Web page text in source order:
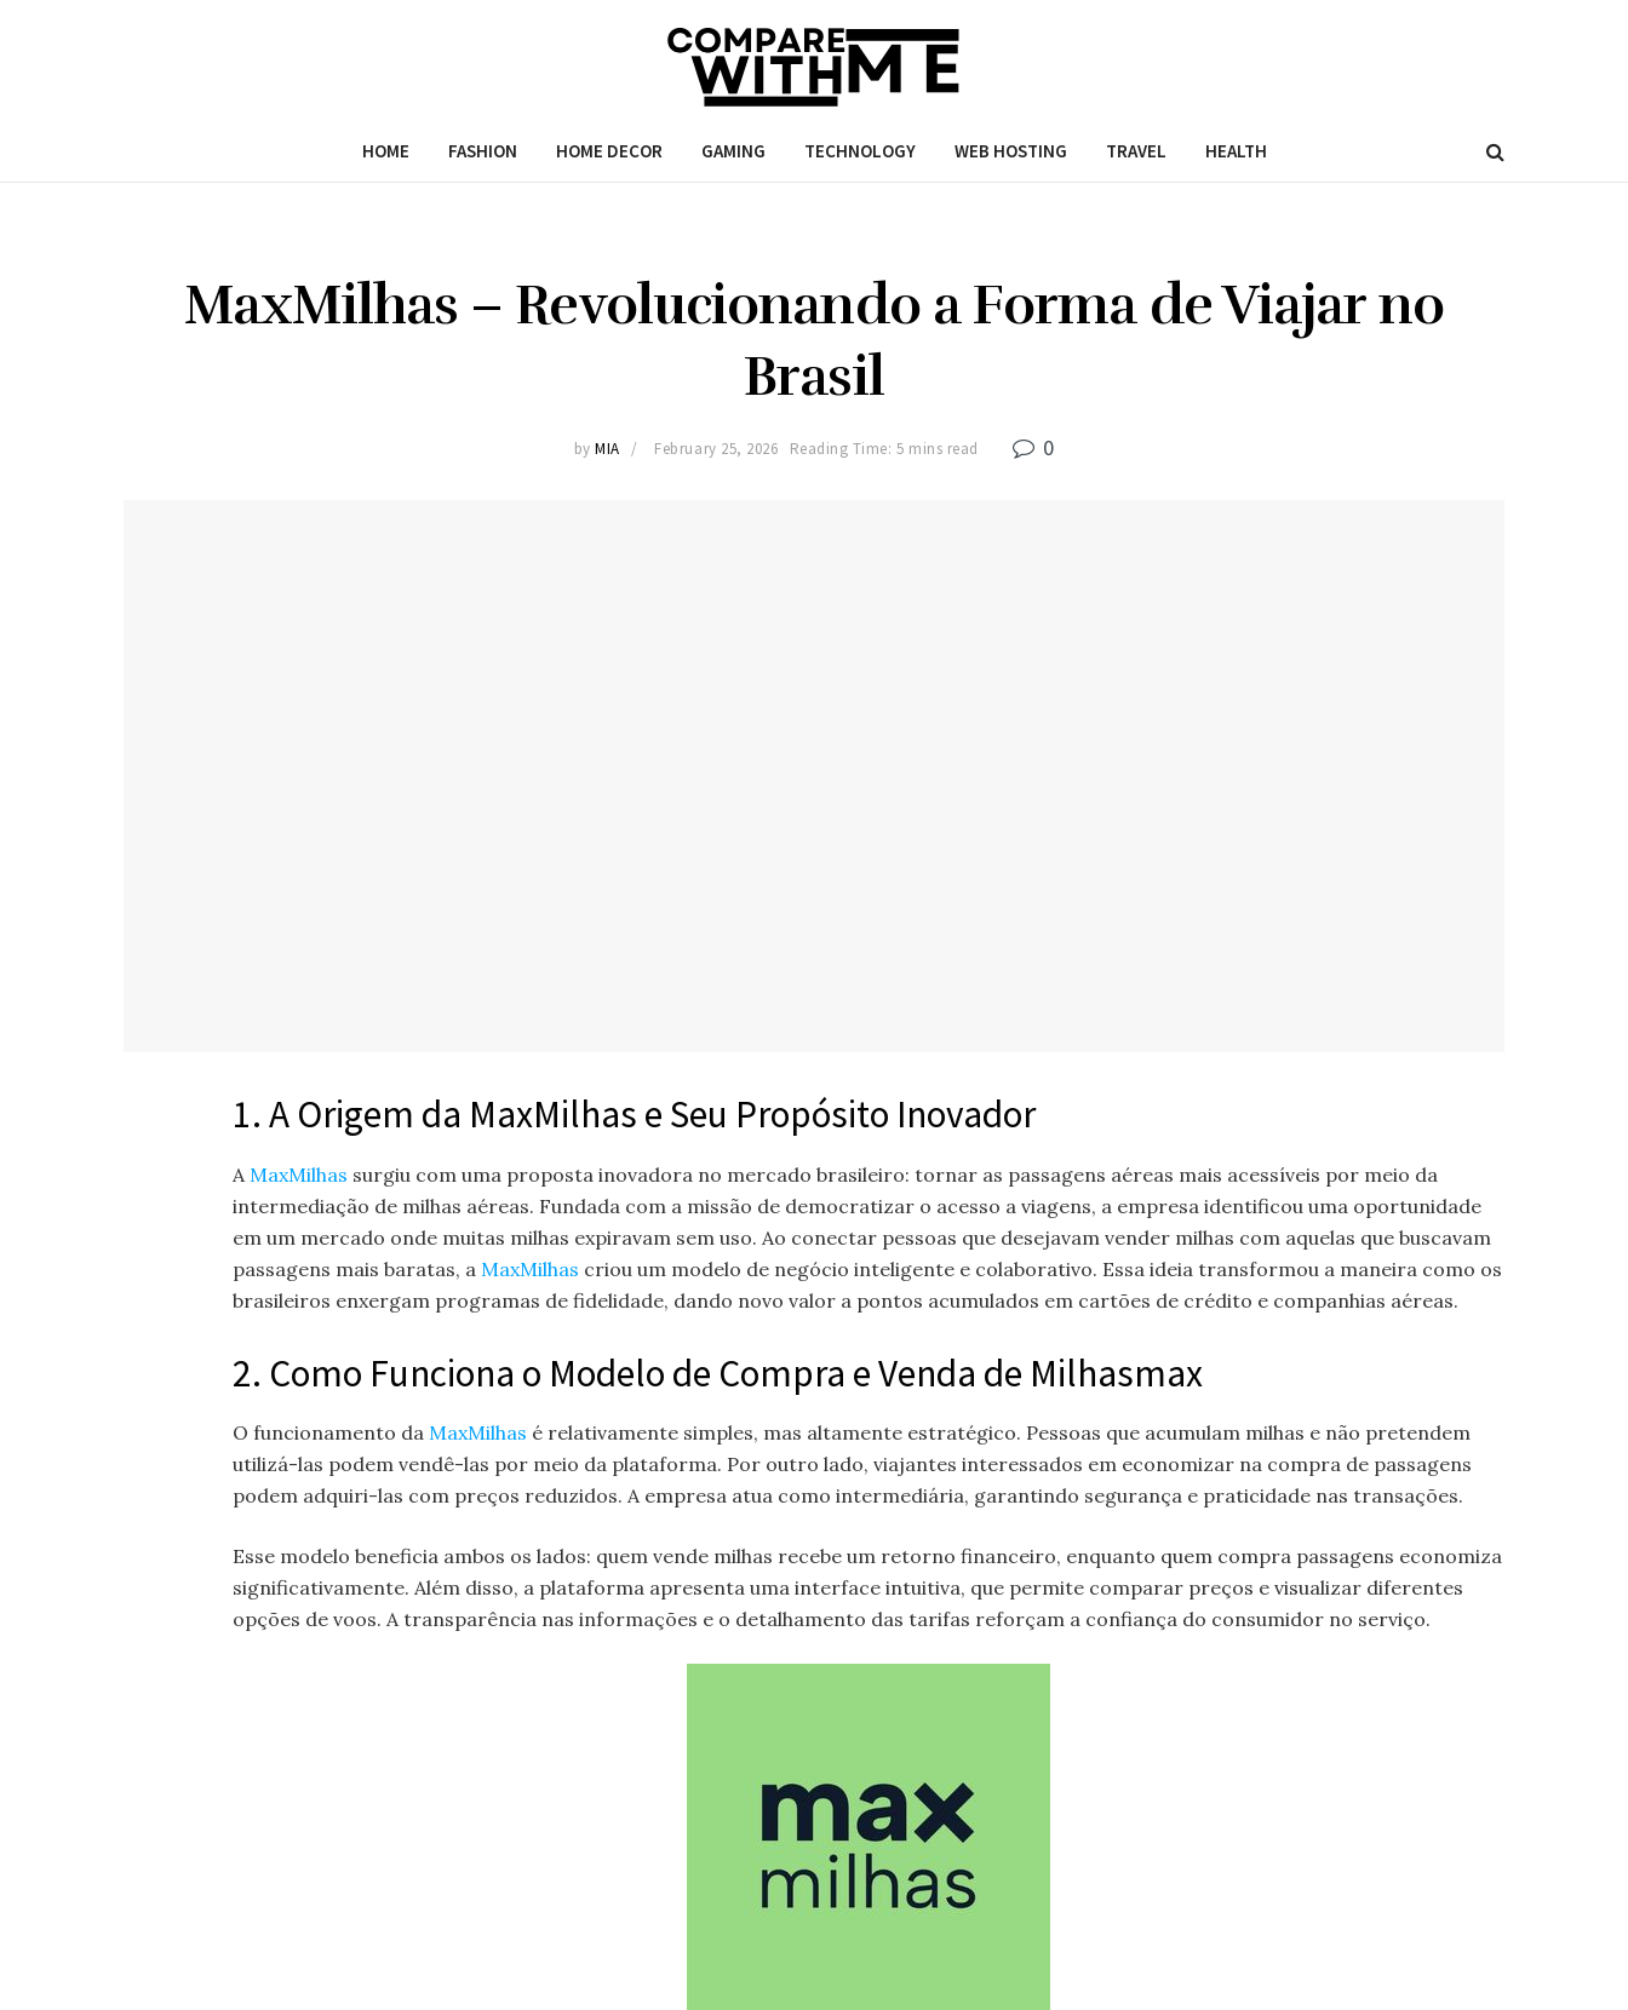
HOME FASHION HOME DECOR GAMING TECHNOLOGY WEB HOSTING TRAVEL HEALTH
MaxMilhas – Revolucionando a Forma de Viajar no
Brasil
by MIA February 25, 2026 Reading Time: 5 mins read 0
1. A Origem da MaxMilhas e Seu Propósito Inovador
A MaxMilhas surgiu com uma proposta inovadora no mercado brasileiro: tornar as passagens aéreas mais acessíveis por meio da
intermediação de milhas aéreas. Fundada com a missão de democratizar o acesso a viagens, a empresa identificou uma oportunidade
em um mercado onde muitas milhas expiravam sem uso. Ao conectar pessoas que desejavam vender milhas com aquelas que buscavam
passagens mais baratas, a MaxMilhas criou um modelo de negócio inteligente e colaborativo. Essa ideia transformou a maneira como os
brasileiros enxergam programas de fidelidade, dando novo valor a pontos acumulados em cartões de crédito e companhias aéreas.
2. Como Funciona o Modelo de Compra e Venda de Milhasmax
O funcionamento da MaxMilhas é relativamente simples, mas altamente estratégico. Pessoas que acumulam milhas e não pretendem
utilizá-las podem vendê-las por meio da plataforma. Por outro lado, viajantes interessados em economizar na compra de passagens
podem adquiri-las com preços reduzidos. A empresa atua como intermediária, garantindo segurança e praticidade nas transações.
Esse modelo beneficia ambos os lados: quem vende milhas recebe um retorno financeiro, enquanto quem compra passagens economiza
significativamente. Além disso, a plataforma apresenta uma interface intuitiva, que permite comparar preços e visualizar diferentes
opções de voos. A transparência nas informações e o detalhamento das tarifas reforçam a confiança do consumidor no serviço.